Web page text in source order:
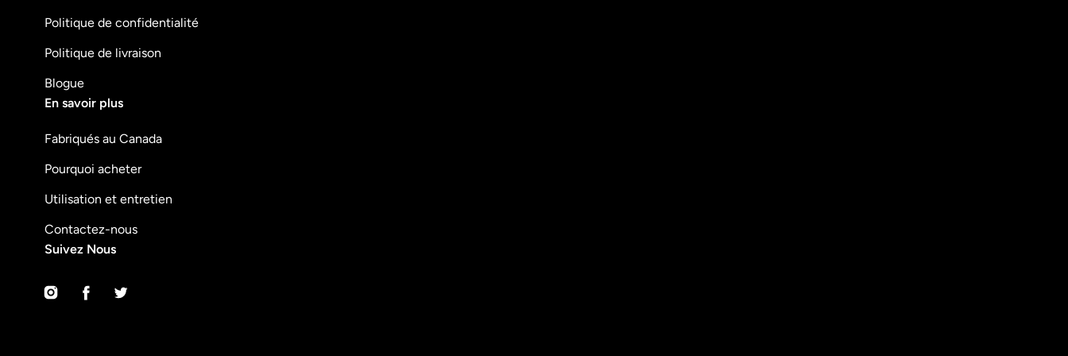
Politique de confidentialité
Politique de livraison
Blogue
En savoir plus
Fabriqués au Canada
Pourquoi acheter
Utilisation et entretien
Contactez-nous
Suivez Nous
InstagramFacebookTwitter